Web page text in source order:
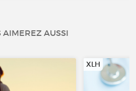
AIMEREZ AUSSI
XLH